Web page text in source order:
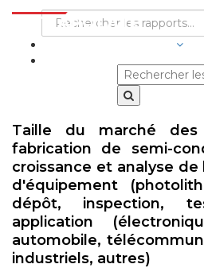
Taille du marché des
fabrication de semi-
croissance et analyse
d'équipement
dépôt, inspection,
application
automobile,
industriels, autres)